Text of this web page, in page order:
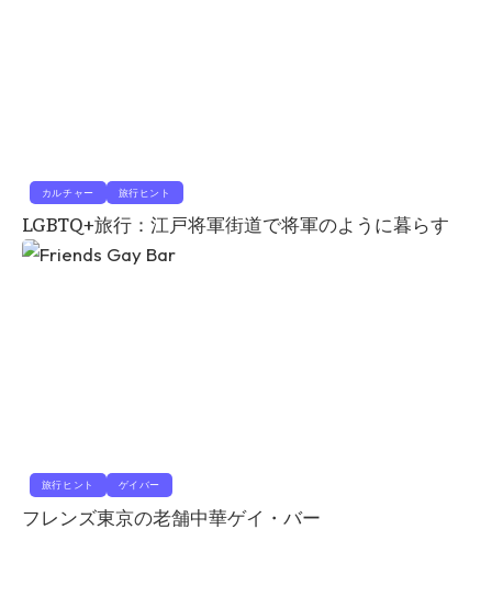
カルチャー 旅行ヒント
LGBTQ+旅行：江戸将軍街道で将軍のように暮らす
旅行ヒント ゲイバー
フレンズ東京の老舗中華ゲイ・バー